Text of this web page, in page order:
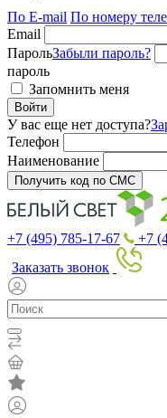
По E-mail По номеру
Email
ПарольЗабыли пароль?
пароль
Запомнить меня
Войти
У вас еще нет доступа?
Телефон
Наименование
Получить код по СМС
+7 (495) 785-17-67
+7
Заказать звонок